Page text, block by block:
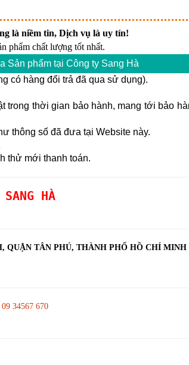
là niềm tin, Dịch vụ là uy tín!
phẩm chất lượng tốt nhất.
Sản phẩm tại Công ty Sang Hà
có hàng đổi trả đã qua sử dụng).
thời gian bảo hành, mang tới bảo
thông số đã đưa tại Website này.
thử mới thanh toán.
HÀ
QUẬN TÂN PHÚ, THÀNH PHỐ HỒ CHÍ MINH
34567 670